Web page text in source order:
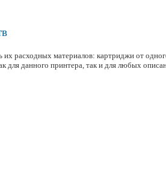
расходных материалов: картриджи от
для данного принтера, так и для любых